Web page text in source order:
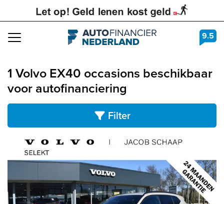
Navigation 9.5
1 Volvo EX40 occasions beschikbaar
voor autofinanciering
Filter